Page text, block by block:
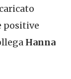
positive
Hanna